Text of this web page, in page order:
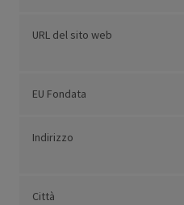
URL del sito web
EU Fondata
Indirizzo
Città